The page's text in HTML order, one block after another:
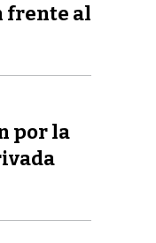
frente al
por la